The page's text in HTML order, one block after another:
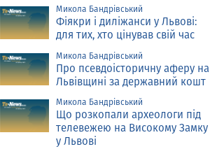
Микола Бандрівський
Фіякри і диліжанси у Львові:
для тих, хто цінував свій час
Микола Бандрівський
Про псевдоісторичну аферу на
Львівщині за державний кошт
Микола Бандрівський
Що розкопали археологи під
телевежею на Високому Замку
у Львові